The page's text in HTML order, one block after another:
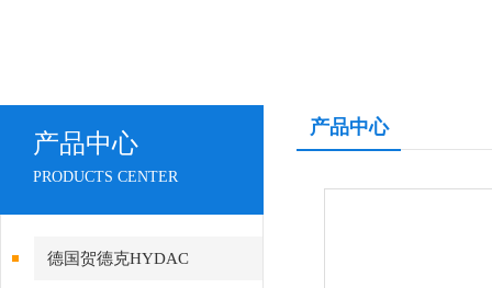
产品中心
PRODUCTS CENTER
德国贺德克HYDAC
产品中心